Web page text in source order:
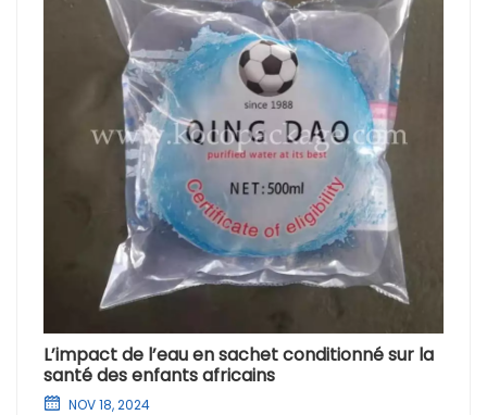
L’impact de l’eau en sachet conditionné sur la
santé des enfants africains
NOV 18, 2024